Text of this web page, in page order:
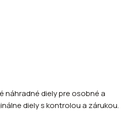
náhradné diely pre osobné a
diely s kontrolou a zárukou.